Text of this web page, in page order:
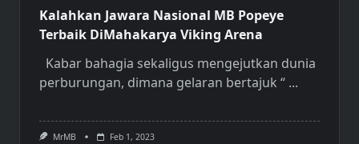
Kalahkan Jawara Nasional MB Popeye
Terbaik DiMahakarya Viking Arena
Kabar bahagia sekaligus mengejutkan dunia
perburungan, dimana gelaran bertajuk “ ...
MrMB Feb 1, 2023